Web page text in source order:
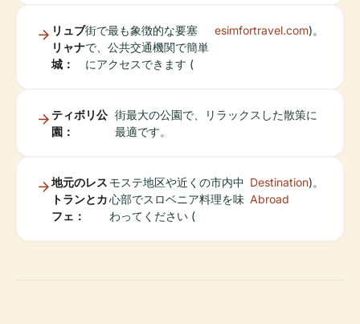
リュブ
リャナ
城：
街で最も象徴的な要塞
で、公共交通機関で簡単
にアクセスできます (
esimfortravel.com)。
ティボリ公
園：
街最大の公園で、リラックスした散策に
最適です。
地元のレス
トランとカ
フェ：
モステ地区や近くの市内中
心部でスロベニア料理を味
わってください (
Destination
Abroad
)。